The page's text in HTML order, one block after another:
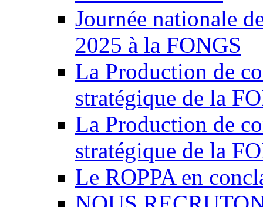
Journée nationale
2025 à la FONGS
La Production de
stratégique de la
La Production de
stratégique de la
Le ROPPA en